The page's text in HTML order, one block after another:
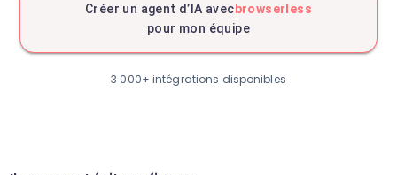
mentions légales sur vos sites. Réduction des
risques juridiques.
Capture d'écran programmée
l'archivage ou le monitoring.
des bugs.
Créer un agent d’IA avec browserless
pour mon équipe
3 000+ intégrations disponibles